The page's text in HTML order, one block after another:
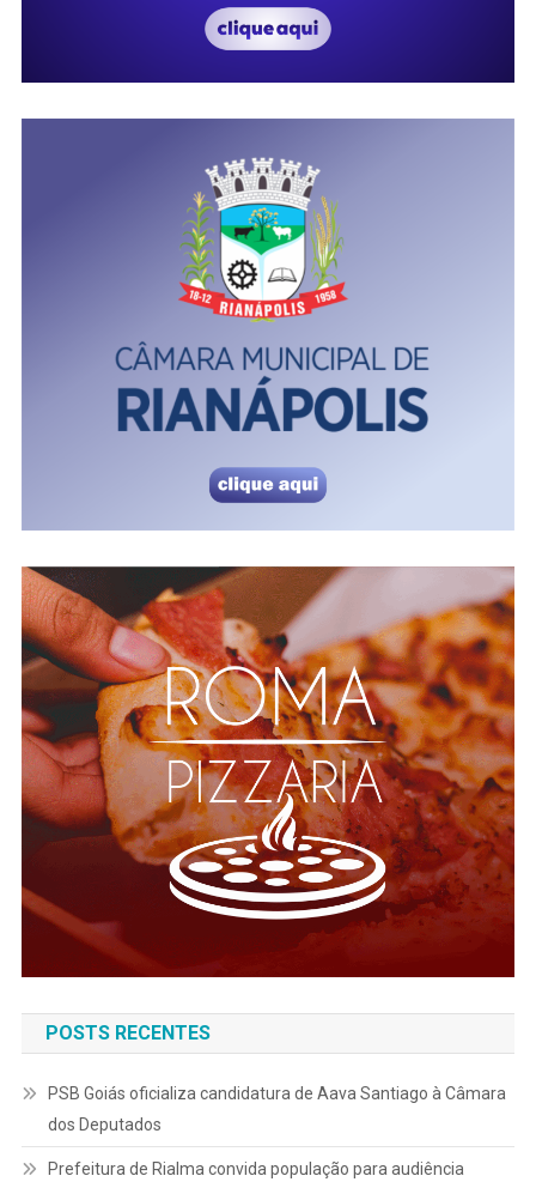
POSTS RECENTES
PSB Goiás oficializa candidatura de Aava Santiago à Câmara
dos Deputados
Prefeitura de Rialma convida população para audiência